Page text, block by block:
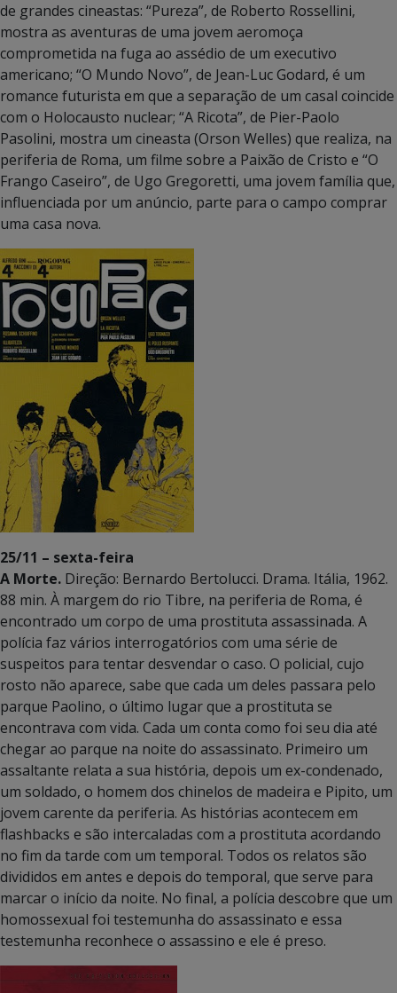
de grandes cineastas: “Pureza”, de Roberto Rossellini,
mostra as aventuras de uma jovem aeromoça
comprometida na fuga ao assédio de um executivo
americano; “O Mundo Novo”, de Jean-Luc Godard, é um
romance futurista em que a separação de um casal coincide
com o Holocausto nuclear; “A Ricota”, de Pier-Paolo
Pasolini, mostra um cineasta (Orson Welles) que realiza, na
periferia de Roma, um filme sobre a Paixão de Cristo e “O
Frango Caseiro”, de Ugo Gregoretti, uma jovem família que,
influenciada por um anúncio, parte para o campo comprar
uma casa nova.
25/11 – sexta-feira
A Morte. Direção: Bernardo Bertolucci. Drama. Itália, 1962.
88 min. À margem do rio Tibre, na periferia de Roma, é
encontrado um corpo de uma prostituta assassinada. A
polícia faz vários interrogatórios com uma série de
suspeitos para tentar desvendar o caso. O policial, cujo
rosto não aparece, sabe que cada um deles passara pelo
parque Paolino, o último lugar que a prostituta se
encontrava com vida. Cada um conta como foi seu dia até
chegar ao parque na noite do assassinato. Primeiro um
assaltante relata a sua história, depois um ex-condenado,
um soldado, o homem dos chinelos de madeira e Pipito, um
jovem carente da periferia. As histórias acontecem em
flashbacks e são intercaladas com a prostituta acordando
no fim da tarde com um temporal. Todos os relatos são
divididos em antes e depois do temporal, que serve para
marcar o início da noite. No final, a polícia descobre que um
homossexual foi testemunha do assassinato e essa
testemunha reconhece o assassino e ele é preso.